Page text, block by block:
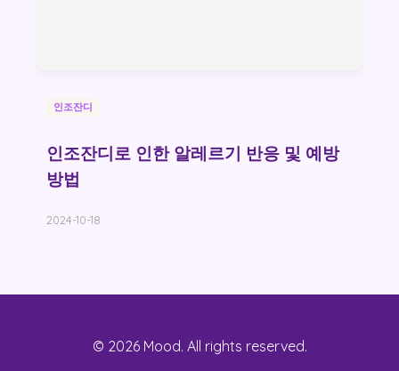
인조잔디
인조잔디로 인한 알레르기 반응 및 예방
방법
2024-10-18
© 2026 Mood. All rights reserved.